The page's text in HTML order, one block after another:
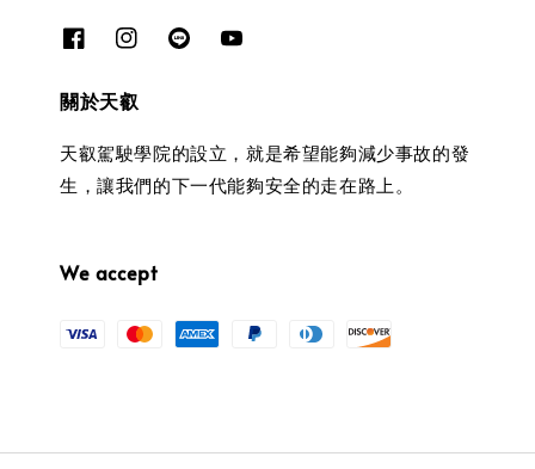
關於天叡
天叡駕駛學院的設立，就是希望能夠減少事故的發
生，讓我們的下一代能夠安全的走在路上。
We accept